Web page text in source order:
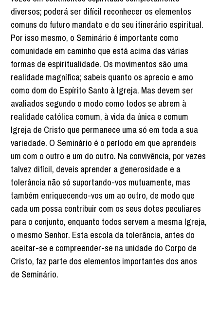
diversos; poderá ser difícil reconhecer os elementos
comuns do futuro mandato e do seu itinerário espiritual.
Por isso mesmo, o Seminário é importante como
comunidade em caminho que está acima das várias
formas de espiritualidade. Os movimentos são uma
realidade magnífica; sabeis quanto os aprecio e amo
como dom do Espírito Santo à Igreja. Mas devem ser
avaliados segundo o modo como todos se abrem à
realidade católica comum, à vida da única e comum
Igreja de Cristo que permanece uma só em toda a sua
variedade. O Seminário é o período em que aprendeis
um com o outro e um do outro. Na convivência, por vezes
talvez difícil, deveis aprender a generosidade e a
tolerância não só suportando-vos mutuamente, mas
também enriquecendo-vos um ao outro, de modo que
cada um possa contribuir com os seus dotes peculiares
para o conjunto, enquanto todos servem a mesma Igreja,
o mesmo Senhor. Esta escola da tolerância, antes do
aceitar-se e compreender-se na unidade do Corpo de
Cristo, faz parte dos elementos importantes dos anos
de Seminário.